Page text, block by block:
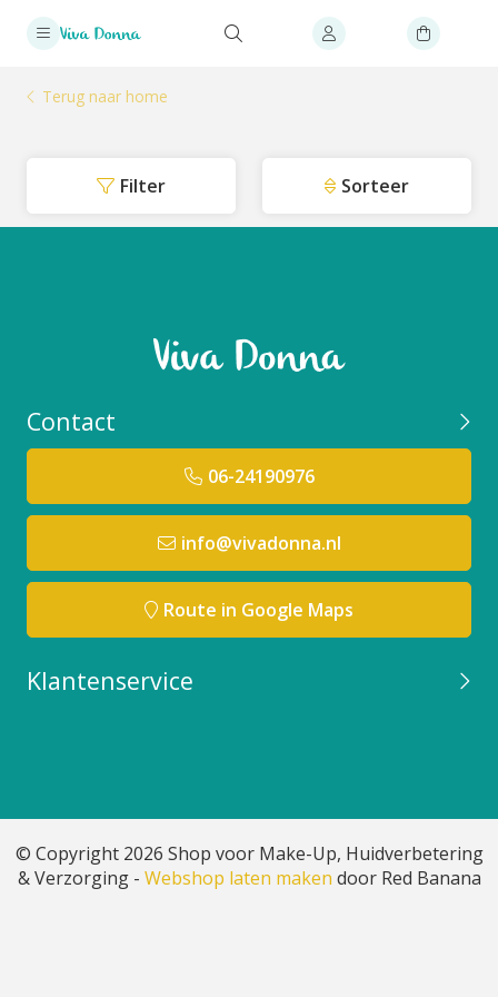
Terug naar home
Filter Sorteer
Contact
06-24190976
info@vivadonna.nl
Route in Google Maps
Klantenservice
© Copyright 2026 Shop voor Make-Up, Huidverbetering
& Verzorging - Webshop laten maken door Red Banana